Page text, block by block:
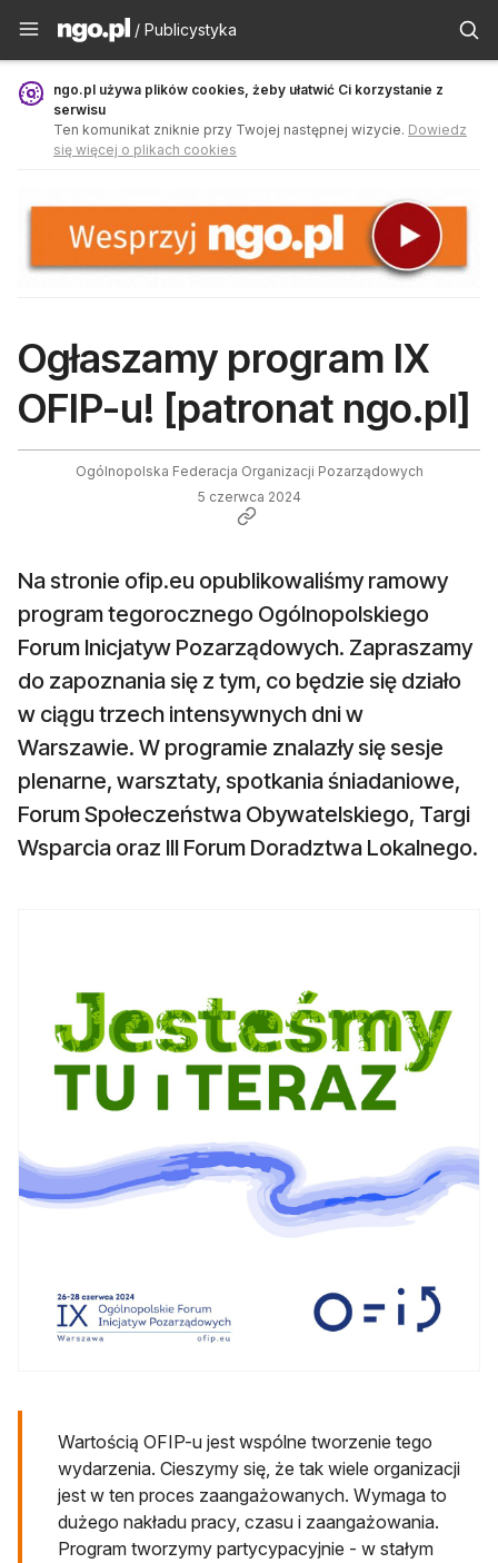
Publicystyka - ngo.pl
/ Publicystyka
ngo.pl używa plików cookies, żeby ułatwić Ci korzystanie z
serwisu
Ten komunikat zniknie przy Twojej następnej wizycie. Dowiedz
się więcej o plikach cookies
Ogłaszamy program IX
OFIP-u! [patronat ngo.pl]
Ogólnopolska Federacja Organizacji Pozarządowych
5 czerwca 2024
Na stronie ofip.eu opublikowaliśmy ramowy
program tegorocznego Ogólnopolskiego
Forum Inicjatyw Pozarządowych. Zapraszamy
do zapoznania się z tym, co będzie się działo
w ciągu trzech intensywnych dni w
Warszawie. W programie znalazły się sesje
plenarne, warsztaty, spotkania śniadaniowe,
Forum Społeczeństwa Obywatelskiego, Targi
Wsparcia oraz III Forum Doradztwa Lokalnego.
Wartością OFIP-u jest wspólne tworzenie tego
wydarzenia. Cieszymy się, że tak wiele organizacji
jest w ten proces zaangażowanych. Wymaga to
dużego nakładu pracy, czasu i zaangażowania.
Program tworzymy partycypacyjnie - w stałym